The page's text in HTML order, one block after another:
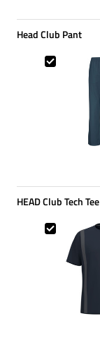
Head Club Pant
Head Club Pant
HEAD Club Tech Tee
HEAD Club Tech Tee